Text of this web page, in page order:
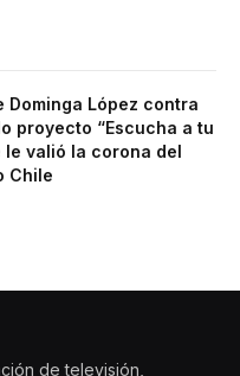
Dominga López contra
proyecto “Escucha a tu
le valió la corona del
Chile
de televisión,